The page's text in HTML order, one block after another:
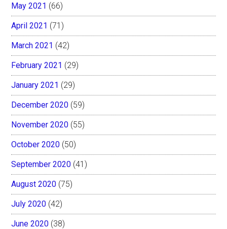
May 2021 (66)
April 2021 (71)
March 2021 (42)
February 2021 (29)
January 2021 (29)
December 2020 (59)
November 2020 (55)
October 2020 (50)
September 2020 (41)
August 2020 (75)
July 2020 (42)
June 2020 (38)